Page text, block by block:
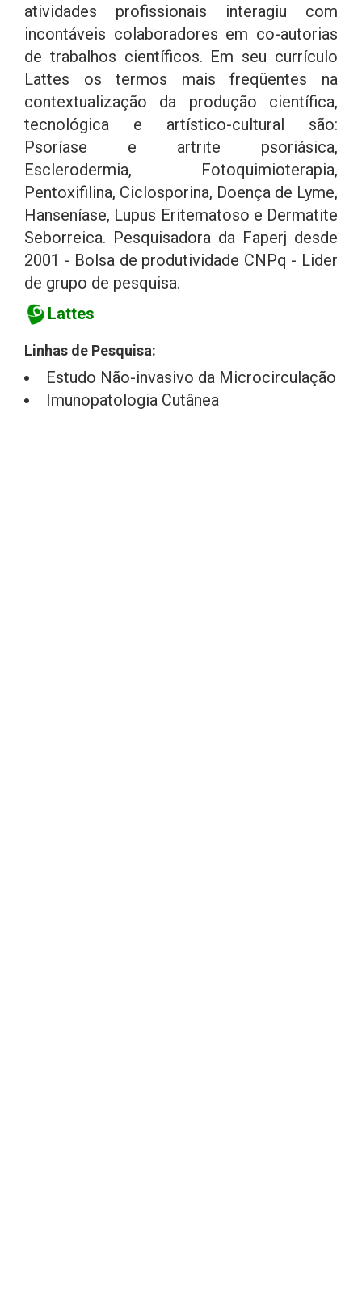
atividades profissionais interagiu com
incontáveis colaboradores em co-autorias
de trabalhos científicos. Em seu currículo
Lattes os termos mais freqüentes na
contextualização da produção científica,
tecnológica e artístico-cultural são:
Psoríase e artrite psoriásica,
Esclerodermia, Fotoquimioterapia,
Pentoxifilina, Ciclosporina, Doença de Lyme,
Hanseníase, Lupus Eritematoso e Dermatite
Seborreica. Pesquisadora da Faperj desde
2001 - Bolsa de produtividade CNPq - Lider
de grupo de pesquisa.
Lattes
Linhas de Pesquisa:
Estudo Não-invasivo da Microcirculação
Imunopatologia Cutânea